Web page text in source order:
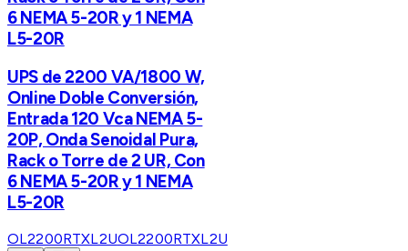
6 NEMA 5-20R y 1 NEMA
L5-20R
UPS de 2200 VA/1800 W,
Online Doble Conversión,
Entrada 120 Vca NEMA 5-
20P, Onda Senoidal Pura,
Rack o Torre de 2 UR, Con
6 NEMA 5-20R y 1 NEMA
L5-20R
OL2200RTXL2UOL2200RTXL2U